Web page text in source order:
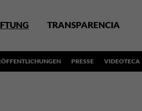
TRANSPARENCIA
PRESSE VIDEOTECA